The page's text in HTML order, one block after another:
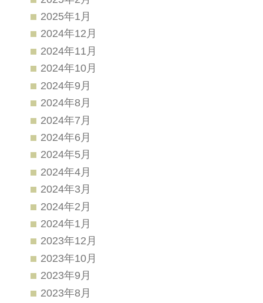
2025年1月
2024年12月
2024年11月
2024年10月
2024年9月
2024年8月
2024年7月
2024年6月
2024年5月
2024年4月
2024年3月
2024年2月
2024年1月
2023年12月
2023年10月
2023年9月
2023年8月